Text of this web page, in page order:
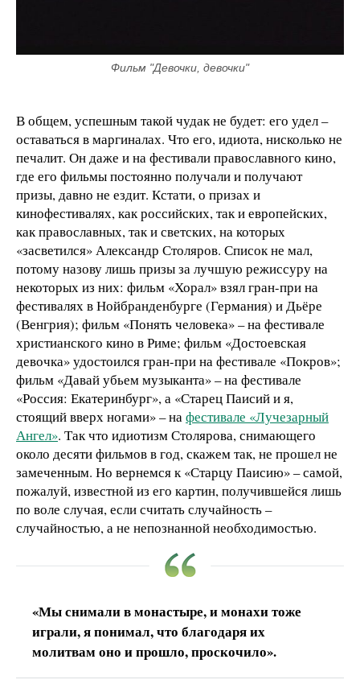
Фильм "Девочки, девочки"
В общем, успешным такой чудак не будет: его удел –
оставаться в маргиналах. Что его, идиота, нисколько не
печалит. Он даже и на фестивали православного кино,
где его фильмы постоянно получали и получают
призы, давно не ездит. Кстати, о призах и
кинофестивалях, как российских, так и европейских,
как православных, так и светских, на которых
«засветился» Александр Столяров. Список не мал,
потому назову лишь призы за лучшую режиссуру на
некоторых из них: фильм «Хорал» взял гран-при на
фестивалях в Нойбранденбурге (Германия) и Дьёре
(Венгрия); фильм «Понять человека» – на фестивале
христианского кино в Риме; фильм «Достоевская
девочка» удостоился гран-при на фестивале «Покров»;
фильм «Давай убьем музыканта» – на фестивале
«Россия: Екатеринбург», а «Старец Паисий и я,
стоящий вверх ногами» – нафестивале «Лучезарный
Ангел». Так что идиотизм Столярова, снимающего
около десяти фильмов в год, скажем так, не прошел не
замеченным. Но вернемся к «Старцу Паисию» – самой,
пожалуй, известной из его картин, получившейся лишь
по воле случая, если считать случайность –
случайностью, а не непознанной необходимостью.
«Мы снимали в монастыре, и монахи тоже
играли, я понимал, что благодаря их
молитвам оно и прошло, проскочило».